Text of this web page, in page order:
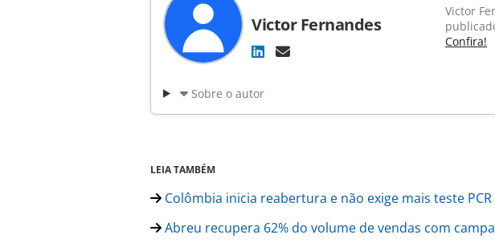
Victor Fernandes
Victor
Confira!
Sobre o autor
LEIA TAMBÉM
Colômbia inicia reabertura e não exige mais teste
Abreu recupera 62% do volume de vendas com